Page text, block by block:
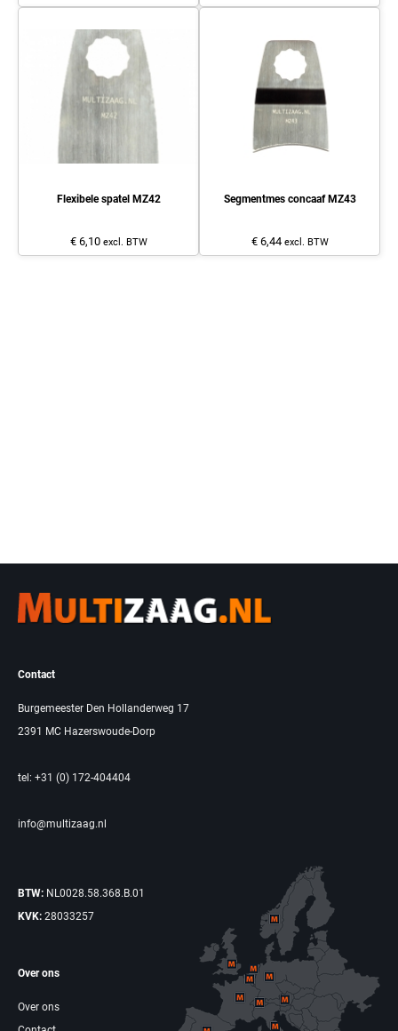
Flexibele spatel MZ42
€ 6,10 excl. BTW
Segmentmes concaaf MZ43
€ 6,44 excl. BTW
Contact
Burgemeester Den Hollanderweg 17
2391 MC Hazerswoude-Dorp
tel: +31 (0) 172-404404
info@multizaag.nl
BTW: NL0028.58.368.B.01
KVK: 28033257
Over ons
Over ons